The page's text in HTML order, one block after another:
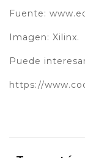
Fuente:
Imagen: Xilinx.
Puede
https://